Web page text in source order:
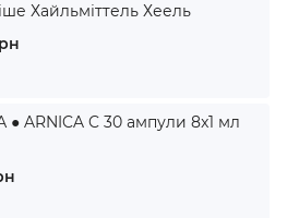
Хайльміттель Хеель
● ARNICA C 30 ампули 8x1 мл